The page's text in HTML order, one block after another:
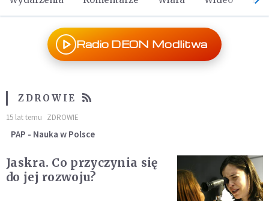
Radio DEON Modlitwa
ZDROWIE
15 lat temu ZDROWIE
PAP - Nauka w Polsce
Jaskra. Co przyczynia się
do jej rozwoju?